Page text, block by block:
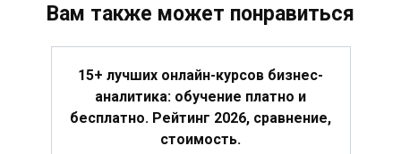
Вам также может понравиться
15+ лучших онлайн-курсов бизнес-
аналитика: обучение платно и
бесплатно. Рейтинг 2026, сравнение,
стоимость.